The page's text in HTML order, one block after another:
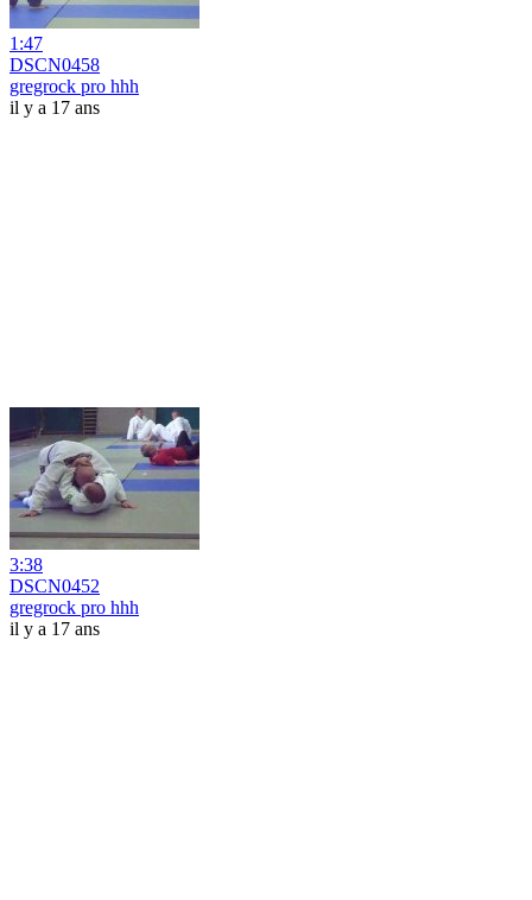
1:47
DSCN0458
gregrock pro hhh
il y a 17 ans
3:38
DSCN0452
gregrock pro hhh
il y a 17 ans